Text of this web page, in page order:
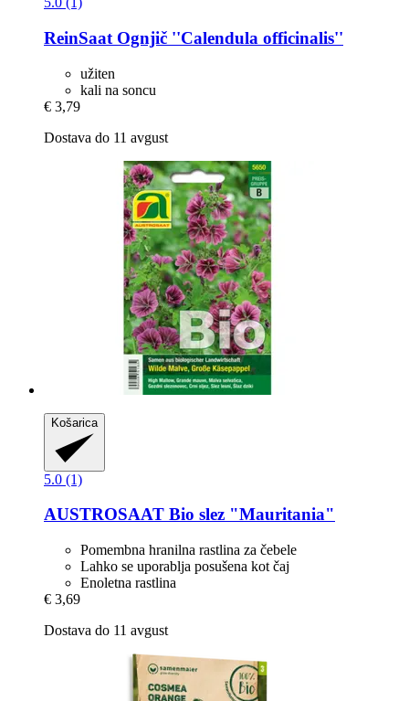
ReinSaat Ognjič ''Calendula officinalis''
užiten
kali na soncu
€ 3,79
Dostava do 11 avgust
Košarica
5.0 (1)
AUSTROSAAT Bio slez "Mauritania"
Pomembna hranilna rastlina za čebele
Lahko se uporablja posušena kot čaj
Enoletna rastlina
€ 3,69
Dostava do 11 avgust